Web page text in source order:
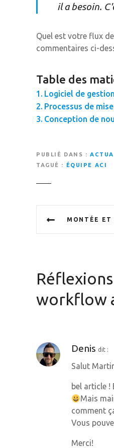
il a besoin.
Quel est votre flux
commentaires ci-
Table des
Logiciel de
Processus de
Conception de
PUBLIÉ DANS
TAGUÉ
ÉQUIPE ACI
i
g
i
MONTÉE ET CHUTE
workflow
Denis dit :
Salut
bel article !
Mais
comment
Vous
Merci!